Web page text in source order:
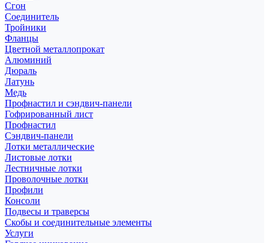
Сгон
Соединитель
Тройники
Фланцы
Цветной металлопрокат
Алюминий
Дюраль
Латунь
Медь
Профнастил и сэндвич-панели
Гофрированный лист
Профнастил
Сэндвич-панели
Лотки металлические
Листовые лотки
Лестничные лотки
Проволочные лотки
Профили
Консоли
Подвесы и траверсы
Скобы и соединительные элементы
Услуги